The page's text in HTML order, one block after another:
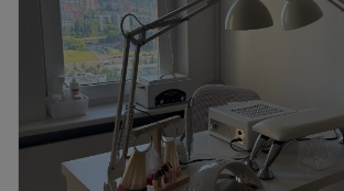
Penktadienis
Šeštadienis
Sekmadienis
Skirkite dėmesio savo nagams Alisa
yra įsikūrusi Vilniuje. Klasikinis
masažas ir ilgalaikis nagų lakavimas -